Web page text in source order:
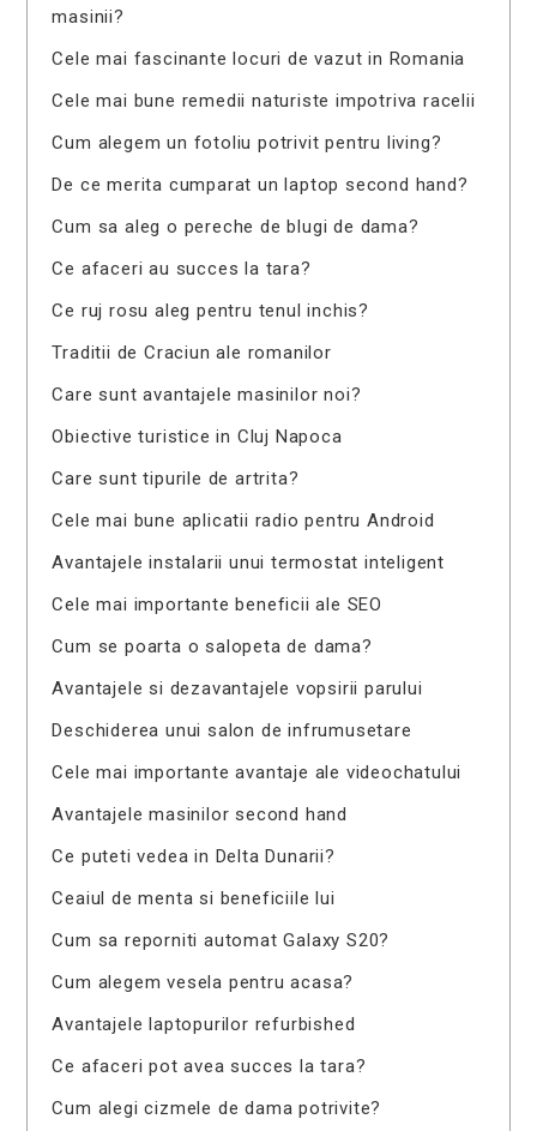
masinii?
Cele mai fascinante locuri de vazut in Romania
Cele mai bune remedii naturiste impotriva racelii
Cum alegem un fotoliu potrivit pentru living?
De ce merita cumparat un laptop second hand?
Cum sa aleg o pereche de blugi de dama?
Ce afaceri au succes la tara?
Ce ruj rosu aleg pentru tenul inchis?
Traditii de Craciun ale romanilor
Care sunt avantajele masinilor noi?
Obiective turistice in Cluj Napoca
Care sunt tipurile de artrita?
Cele mai bune aplicatii radio pentru Android
Avantajele instalarii unui termostat inteligent
Cele mai importante beneficii ale SEO
Cum se poarta o salopeta de dama?
Avantajele si dezavantajele vopsirii parului
Deschiderea unui salon de infrumusetare
Cele mai importante avantaje ale videochatului
Avantajele masinilor second hand
Ce puteti vedea in Delta Dunarii?
Ceaiul de menta si beneficiile lui
Cum sa reporniti automat Galaxy S20?
Cum alegem vesela pentru acasa?
Avantajele laptopurilor refurbished
Ce afaceri pot avea succes la tara?
Cum alegi cizmele de dama potrivite?